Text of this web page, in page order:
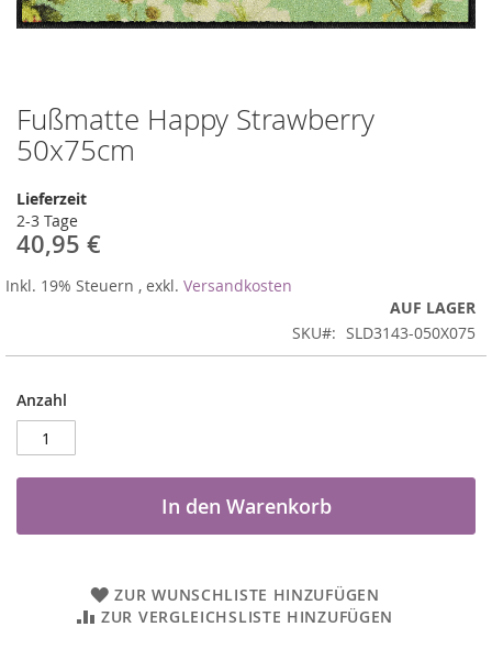
Fußmatte Happy Strawberry
50x75cm
Lieferzeit
2-3 Tage
40,95 €
Inkl. 19% Steuern , exkl. Versandkosten
AUF LAGER
SKU
SLD3143-050X075
Anzahl
In den Warenkorb
ZUR WUNSCHLISTE HINZUFÜGEN
ZUR VERGLEICHSLISTE HINZUFÜGEN
Zum
Anfang
der
springen